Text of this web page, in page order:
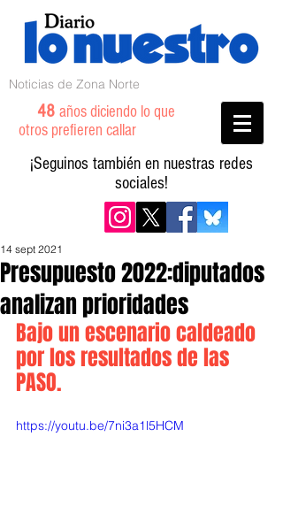
Noticias de Zona Norte
48 años diciendo lo que
otros prefieren callar
¡Seguinos también en nuestras redes
sociales!
Presupuesto 2022:diputados
analizan prioridades
14 sept 2021
Bajo un escenario caldeado
por los resultados de las
PASO.
https://youtu.be/7ni3a1l5HCM